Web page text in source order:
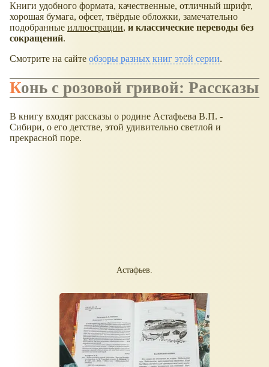
Книги удобного формата, качественные, отличный шрифт,
хорошая бумага, офсет, твёрдые обложки, замечательно
подобранные иллюстрации, и классические переводы без
сокращений.
Смотрите на сайте обзоры разных книг этой серии.
Конь с розовой гривой: Рассказы
В книгу входят рассказы о родине Астафьева В.П. -
Сибири, о его детстве, этой удивительно светлой и
прекрасной поре.
Астафьев.